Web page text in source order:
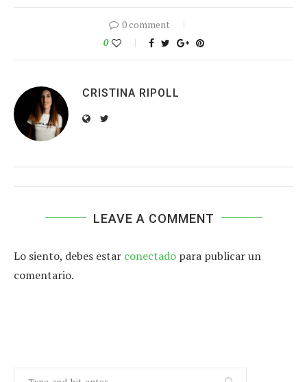
0 comment
0
CRISTINA RIPOLL
LEAVE A COMMENT
Lo siento, debes estar conectado para publicar un
comentario.